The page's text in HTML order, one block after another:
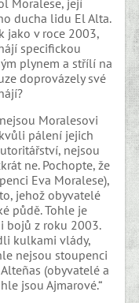
ducha lidu El Alta.
jako v roce 2003,
specifickou
plynem a střílí na
doprovázely své
Moralesovi
pálení jejich
nejsou
ne. Pochopte, že
Eva Moralese),
jehož obyvatelé
půdě. Tohle je
bojů z roku 2003.
kulkami vlády,
nejsou stoupenci
(obyvatelé a
jsou Ajmarové.“